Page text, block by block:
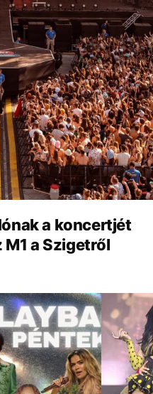
a koncertjét
a Szigetről